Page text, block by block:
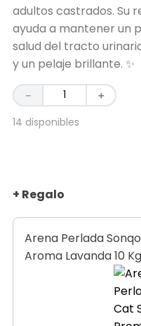
adultos castrados. Su
ayuda a mantener un
salud del tracto
y un pelaje brillante. ✨
＋
－
14 disponibles
+ Regalo
Arena Perlada
Aroma Lavanda 10 Kg